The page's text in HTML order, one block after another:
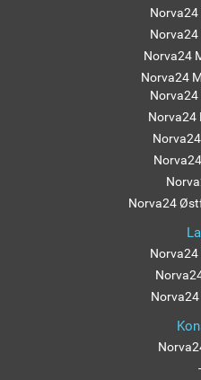
Norva24
Norva24
Norva24
Norva24
Norva24
Norva24
Norva24